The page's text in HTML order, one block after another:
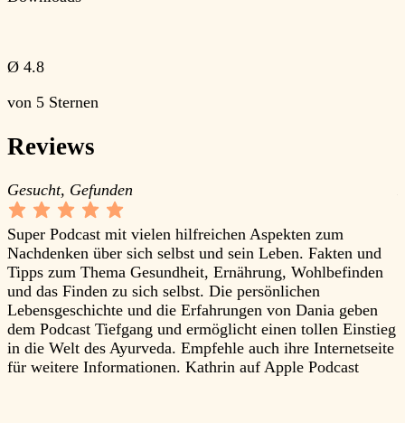
Ø 4.8
von 5 Sternen
Reviews
Gesucht, Gefunden
Super Podcast mit vielen hilfreichen Aspekten zum
Nachdenken über sich selbst und sein Leben. Fakten und
Tipps zum Thema Gesundheit, Ernährung, Wohlbefinden
und das Finden zu sich selbst. Die persönlichen
Lebensgeschichte und die Erfahrungen von Dania geben
dem Podcast Tiefgang und ermöglicht einen tollen Einstieg
in die Welt des Ayurveda. Empfehle auch ihre Internetseite
für weitere Informationen. Kathrin auf Apple Podcast